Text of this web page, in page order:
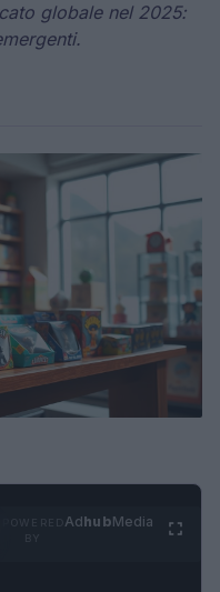
globale nel 2025:
AdhubMedia